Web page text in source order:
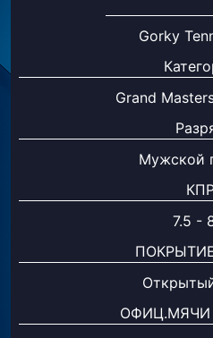
Gorky
Grand
Мужской
7.5 -
ОФИЦ.МЯЧИ